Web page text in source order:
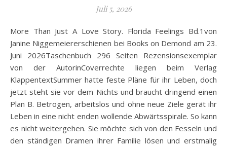
Juli 5, 2026
More Than Just A Love Story. Florida Feelings Bd.1von
Janine Niggemeiererschienen bei Books on Demond am 23.
Juni 2026Taschenbuch 296 Seiten Rezensionsexemplar
von der AutorinCoverrechte liegen beim Verlag
KlappentextSummer hatte feste Pläne für ihr Leben, doch
jetzt steht sie vor dem Nichts und braucht dringend einen
Plan B. Betrogen, arbeitslos und ohne neue Ziele gerät ihr
Leben in eine nicht enden wollende Abwärtsspirale. So kann
es nicht weitergehen. Sie möchte sich von den Fesseln und
den ständigen Dramen ihrer Familie lösen und erstmalig